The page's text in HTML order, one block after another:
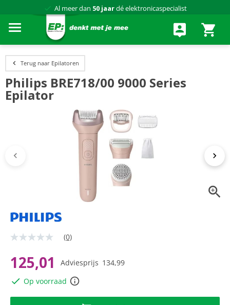
Al meer dan 50 jaardé elektronicaspecialist
Terug naar Epilatoren
Philips BRE718/00 9000 Series
Epilator
Geen
Dezelfde
paginalink.
(0)
125,01 Adviesprijs 134,99
Op voorraad